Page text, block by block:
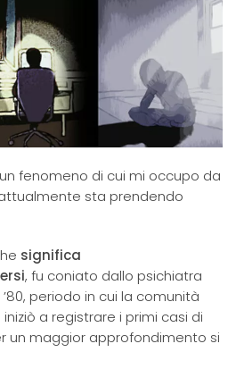
fenomeno di cui mi occupo da
sta prendendo
significa
, fu coniato dallo psichiatra
periodo in cui la comunità
a registrare i primi casi di
un maggior approfondimento si